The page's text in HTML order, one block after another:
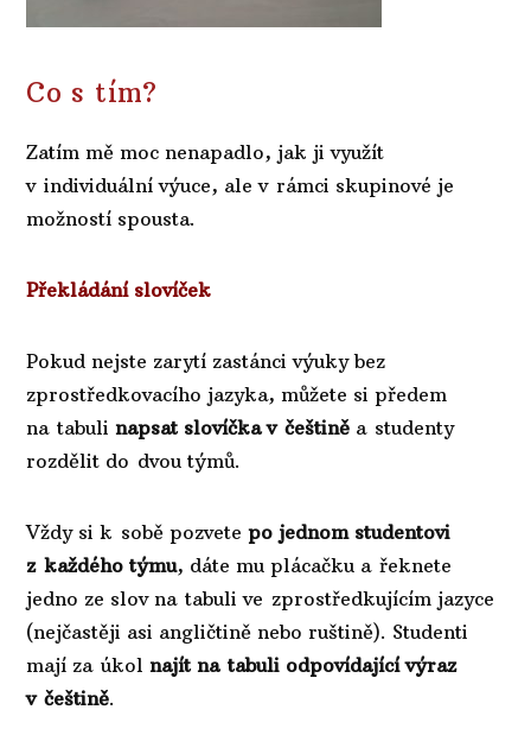
Co s tím?
Zatím mě moc nenapadlo, jak ji využít
v individuální výuce, ale v rámci skupinové je
možností spousta.
Překládání slovíček
Pokud nejste zarytí zastánci výuky bez
zprostředkovacího jazyka, můžete si předem
na tabulinapsat slovíčka v češtině a studenty
rozdělit do dvou týmů.
Vždy si k sobě pozvetepo jednom studentovi
z každého týmu, dáte mu plácačku a řeknete
jedno ze slov na tabuli ve zprostředkujícím jazyce
(nejčastěji asi angličtině nebo ruštině). Studenti
mají za úkolnajít na tabuli odpovídající výraz
v češtině.